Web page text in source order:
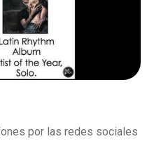
por las redes sociales